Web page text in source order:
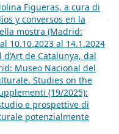
Figueras, a cura di
y conversos en la
mostra (Madrid:
10.10.2023 al 14.1.2024
de Catalunya, dal
Museo Nacional del
Studies on the
(19/2025):
e prospettive di
potenzialmente